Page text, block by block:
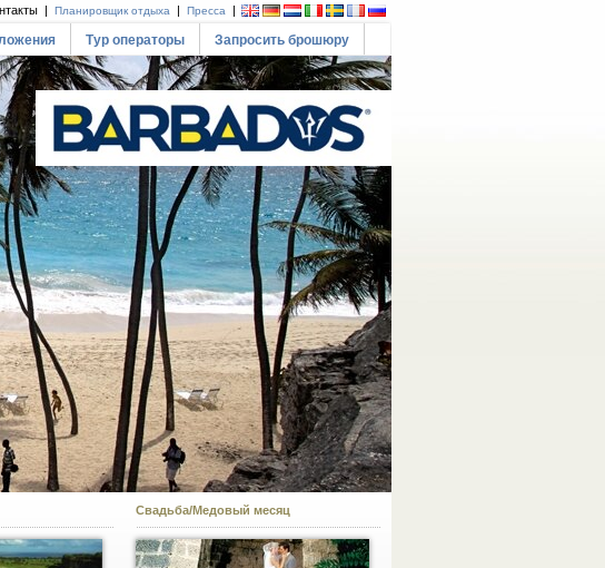
| Планировщик отдыха | Пресса |
Тур операторы Запросить брошюру
Свадьба/Медовый месяц